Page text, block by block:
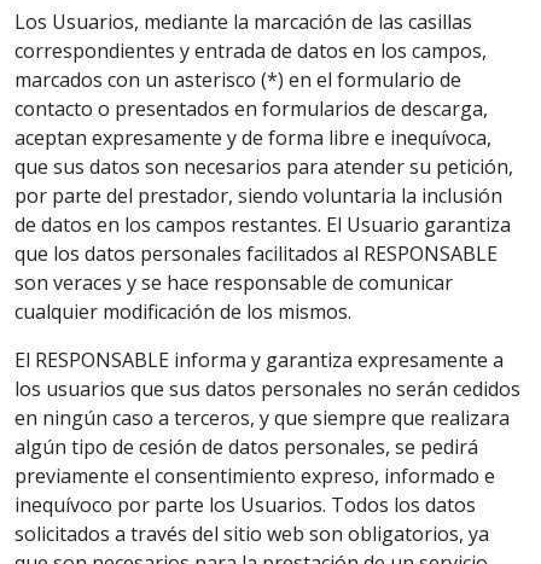
Los Usuarios, mediante la marcación de las casillas
correspondientes y entrada de datos en los campos,
marcados con un asterisco (*) en el formulario de
contacto o presentados en formularios de descarga,
aceptan expresamente y de forma libre e inequívoca,
que sus datos son necesarios para atender su petición,
por parte del prestador, siendo voluntaria la inclusión
de datos en los campos restantes. El Usuario garantiza
que los datos personales facilitados al RESPONSABLE
son veraces y se hace responsable de comunicar
cualquier modificación de los mismos.
El RESPONSABLE informa y garantiza expresamente a
los usuarios que sus datos personales no serán cedidos
en ningún caso a terceros, y que siempre que realizara
algún tipo de cesión de datos personales, se pedirá
previamente el consentimiento expreso, informado e
inequívoco por parte los Usuarios. Todos los datos
solicitados a través del sitio web son obligatorios, ya